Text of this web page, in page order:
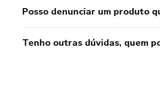
Posso denunciar um produto
Tenho outras dúvidas, quem